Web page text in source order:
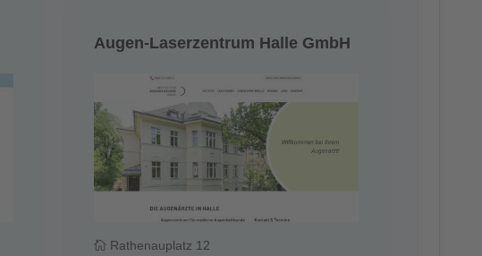
Augen-Laserzentrum Halle GmbH
Rathenauplatz 12